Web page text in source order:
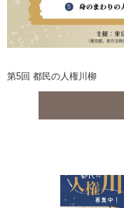
第5回 都民の人権川柳